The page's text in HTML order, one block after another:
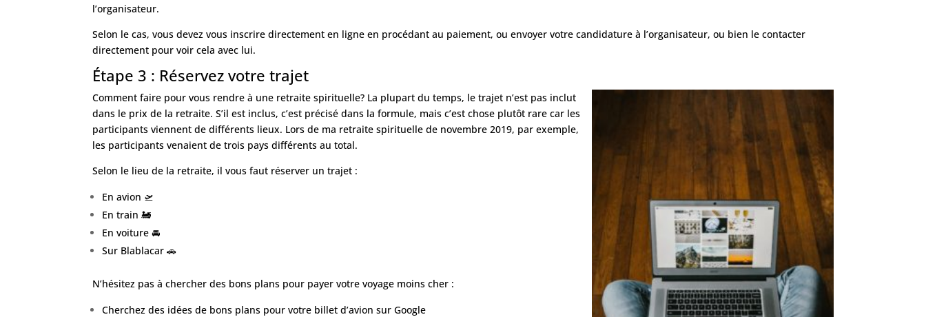
l’organisateur.
Selon le cas, vous devez vous inscrire directement en ligne en procédant au paiement, ou envoyer votre candidature à l’organisateur, ou bien le contacter
directement pour voir cela avec lui.
Étape 3 : Réservez votre trajet
Comment faire pour vous rendre à une retraite spirituelle? La plupart du temps, le trajet n’est pas inclut
dans le prix de la retraite. S’il est inclus, c’est précisé dans la formule, mais c’est chose plutôt rare car les
participants viennent de différents lieux. Lors de ma retraite spirituelle de novembre 2019, par exemple,
les participants venaient de trois pays différents au total.
Selon le lieu de la retraite, il vous faut réserver un trajet :
En avion 🛫
En train 🚂
En voiture 🚘
Sur Blablacar 🚗
N’hésitez pas à chercher des bons plans pour payer votre voyage moins cher :
Cherchez des idées de bons plans pour votre billet d’avion sur Google